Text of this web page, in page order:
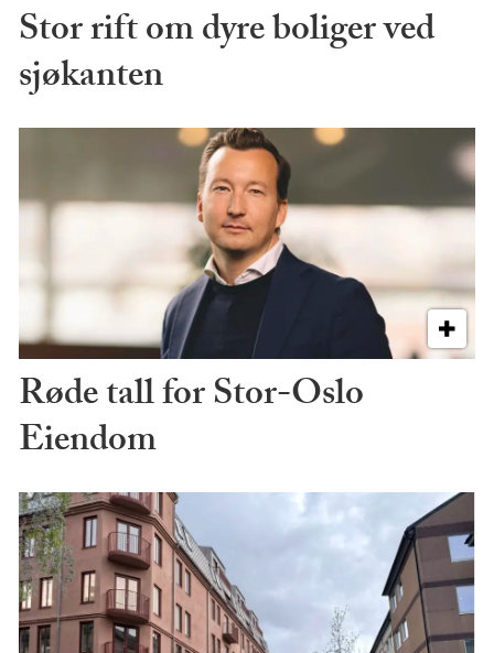
Stor rift om dyre boliger ved
sjøkanten
Røde tall for Stor-Oslo
Eiendom